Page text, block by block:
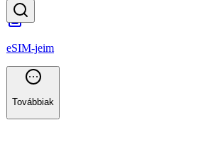
eSIM-jeim
Továbbiak